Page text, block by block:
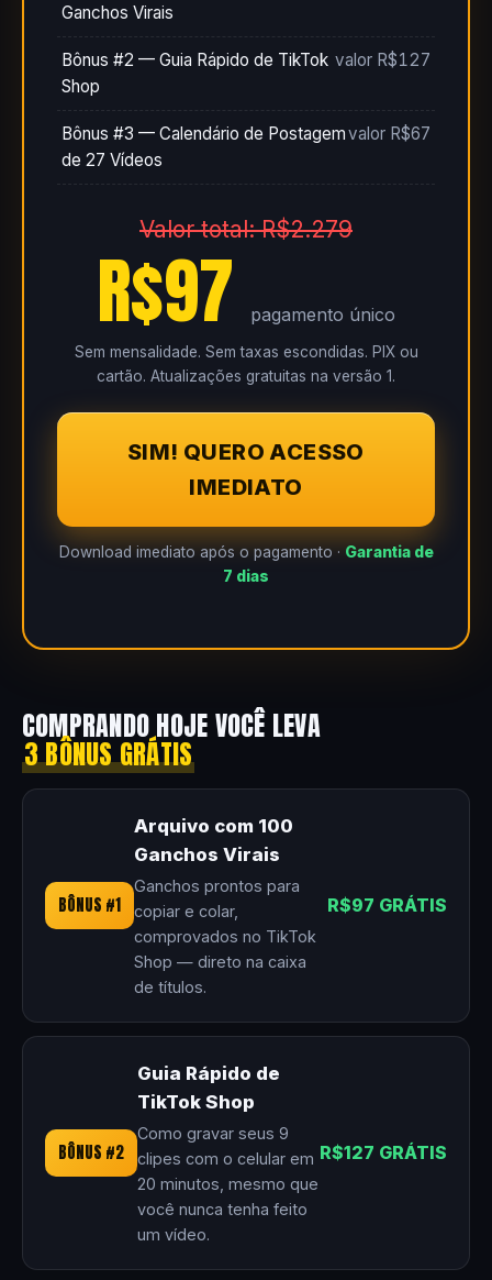
Ganchos Virais
Bônus #2 — Guia Rápido de TikTok
Shop
valor R$127
Bônus #3 — Calendário de Postagem
de 27 Vídeos
valor R$67
Valor total: R$2.279
R$97 pagamento único
Sem mensalidade. Sem taxas escondidas. PIX ou
cartão. Atualizações gratuitas na versão 1.
SIM! QUERO ACESSO
IMEDIATO
Download imediato após o pagamento · Garantia de
7 dias
COMPRANDO HOJE VOCÊ LEVA
3 BÔNUS GRÁTIS
BÔNUS #1
Arquivo com 100
Ganchos Virais
Ganchos prontos para
copiar e colar,
comprovados no TikTok
Shop — direto na caixa
de títulos.
R$97 GRÁTIS
BÔNUS #2
Guia Rápido de
TikTok Shop
Como gravar seus 9
clipes com o celular em
20 minutos, mesmo que
você nunca tenha feito
um vídeo.
R$127 GRÁTIS